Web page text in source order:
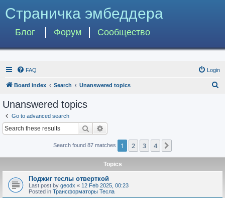
Страничка эмбеддера
Блог Форум Сообщество
FAQ Login
Board index Search Unanswered topics
Unanswered topics
Go to advanced search
Search
Search found 87 matches 1 2 3 4
Topics
Поджиг теслы отверткой
Last post by geodx « 12 Feb 2025, 00:23
Posted in Трансформаторы Тесла